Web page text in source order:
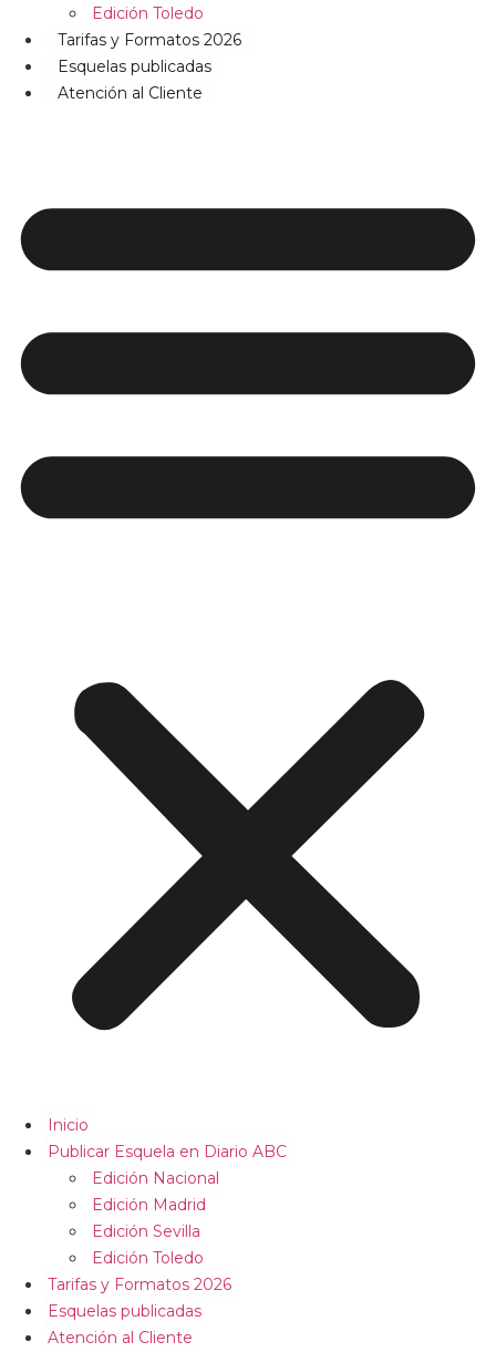
Edición Toledo
Tarifas y Formatos 2026
Esquelas publicadas
Atención al Cliente
Inicio
Publicar Esquela en Diario ABC
Edición Nacional
Edición Madrid
Edición Sevilla
Edición Toledo
Tarifas y Formatos 2026
Esquelas publicadas
Atención al Cliente